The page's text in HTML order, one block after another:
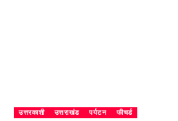
उत्तरकाशी उत्तराखंड पर्यटन फीचर्ड